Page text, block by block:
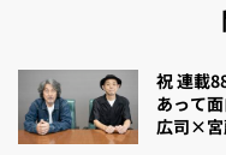
祝 連載
あって
広司×宮